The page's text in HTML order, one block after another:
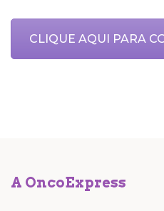
CLIQUE AQUI PARA
A OncoExpress